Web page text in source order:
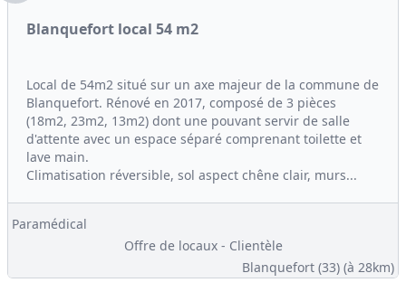
Blanquefort local 54 m2
Local de 54m2 situé sur un axe majeur de la commune de
Blanquefort. Rénové en 2017, composé de 3 pièces
(18m2, 23m2, 13m2) dont une pouvant servir de salle
d'attente avec un espace séparé comprenant toilette et
lave main.
Climatisation réversible, sol aspect chêne clair, murs...
Paramédical
Offre de locaux - Clientèle
Blanquefort (33) (à 28km)